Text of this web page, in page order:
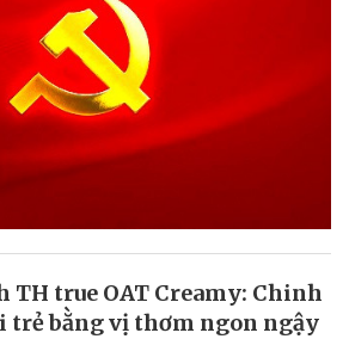
TH true OAT Creamy: Chinh
trẻ bằng vị thơm ngon ngậy